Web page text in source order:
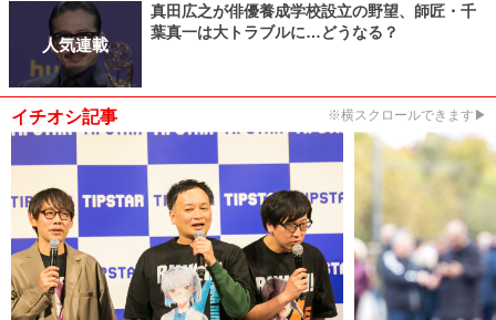
人気連載
真田広之が俳優養成学校設立の野望、師匠・千
葉真一は大トラブルに…どうなる？
イチオシ記事 ※横スクロールできます▶